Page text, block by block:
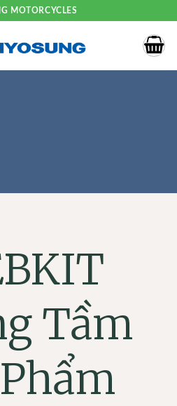
MOTORCYCLES
Tầm